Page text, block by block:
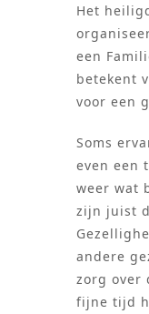
Het
een
betekent
voor een
Soms
even een
weer wat
zijn juist
andere
zorg over
fijne tijd